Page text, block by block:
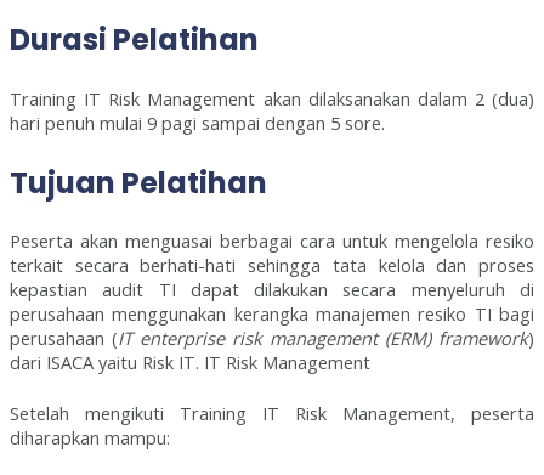
Durasi Pelatihan
Training IT Risk Management akan dilaksanakan dalam 2 (dua)
hari penuh mulai 9 pagi sampai dengan 5 sore.
Tujuan Pelatihan
Peserta akan menguasai berbagai cara untuk mengelola resiko
terkait secara berhati-hati sehingga tata kelola dan proses
kepastian audit TI dapat dilakukan secara menyeluruh di
perusahaan menggunakan kerangka manajemen resiko TI bagi
perusahaan (IT enterprise risk management (ERM) framework)
dari ISACA yaitu Risk IT. IT Risk Management
Setelah mengikuti Training IT Risk Management, peserta
diharapkan mampu: